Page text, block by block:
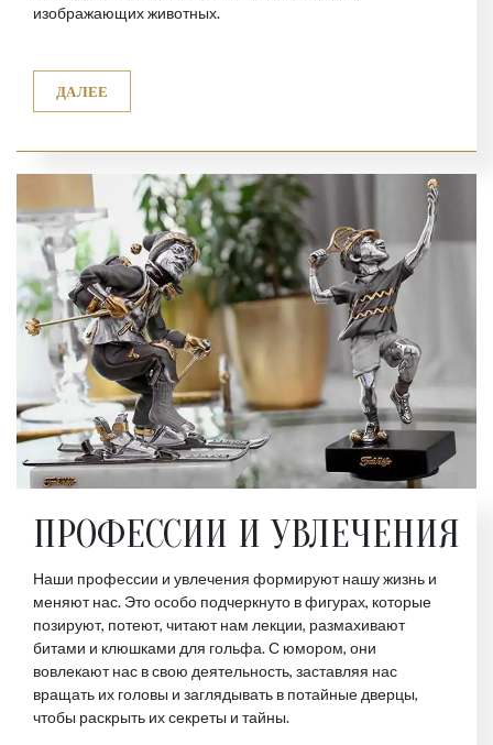
изображающих животных.
ДАЛЕЕ
ПРОФЕССИИ И УВЛЕЧЕНИЯ
Наши профессии и увлечения формируют нашу жизнь и
меняют нас. Это особо подчеркнуто в фигурах, которые
позируют, потеют, читают нам лекции, размахивают
битами и клюшками для гольфа. С юмором, они
вовлекают нас в свою деятельность, заставляя нас
вращать их головы и заглядывать в потайные дверцы,
чтобы раскрыть их секреты и тайны.